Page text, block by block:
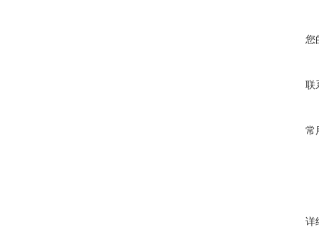
您
联
常
详